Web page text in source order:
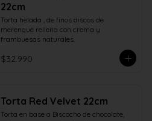
22cm
Torta helada , de finos discos de
merengue rellena con crema y
frambuesas naturales.
$32.990
Torta Red Velvet 22cm
Torta en base a Biscocho de chocolate,